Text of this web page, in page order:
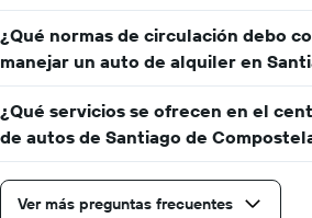
¿Qué normas de circulación debo
manejar un auto de alquiler en
¿Qué servicios se ofrecen en el
de autos de Santiago de
Ver más preguntas frecuentes